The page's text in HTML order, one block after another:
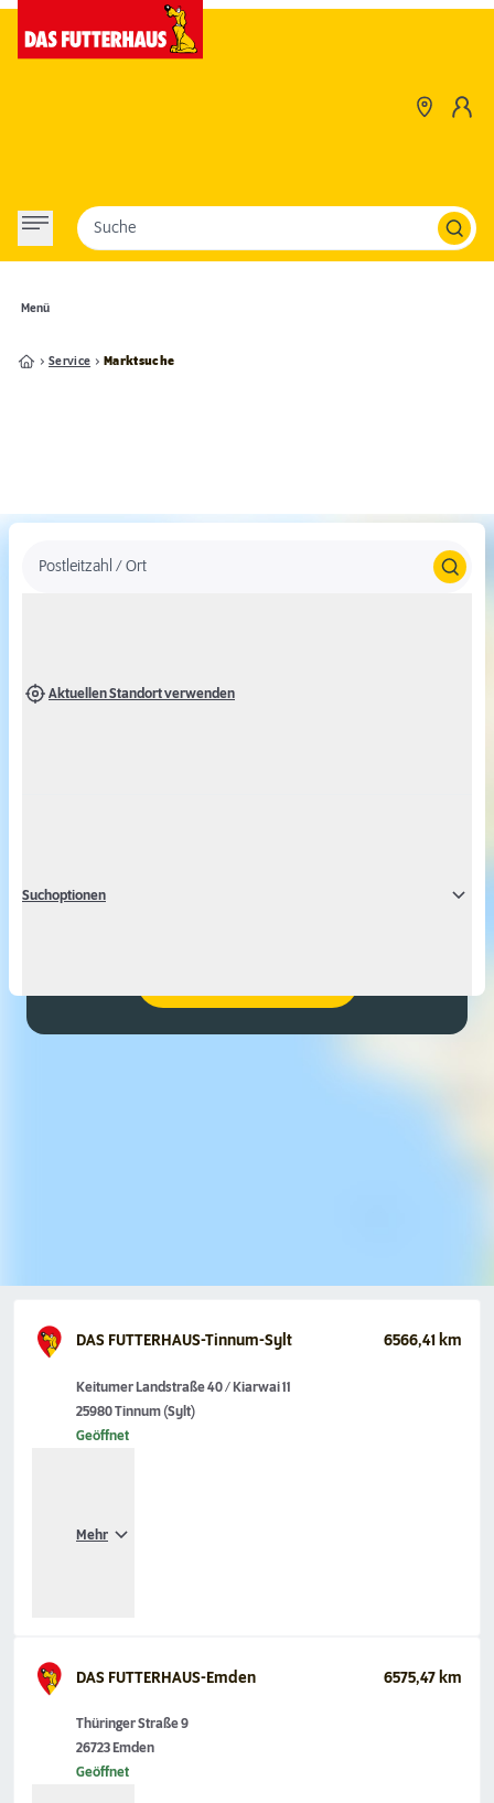
Menü
Suche
Service Marktsuche
Alternativ können Sie auch ohne Google Maps eine Ergebnisliste
Postleitzahl / Ort
Aktuellen Standort verwenden
Suchoptionen
DAS FUTTERHAUS-Tinnum-Sylt 6566,41 km
Keitumer Landstraße 40 / Kiarwai 11
25980 Tinnum (Sylt)
Geöffnet
Mehr
DAS FUTTERHAUS-Emden 6575,47 km
Thüringer Straße 9
26723 Emden
Geöffnet